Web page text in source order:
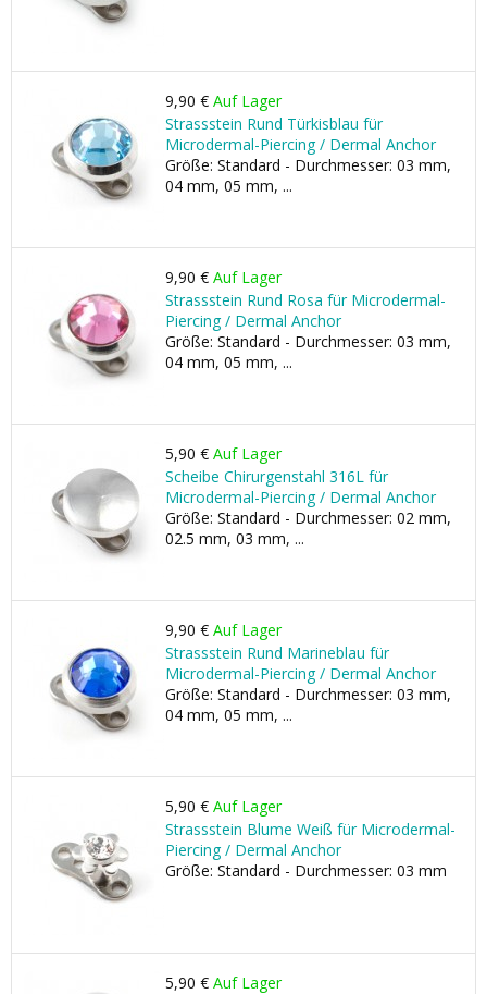
9,90 € Auf Lager
Strassstein Rund Türkisblau für
Microdermal-Piercing / Dermal Anchor
Größe: Standard - Durchmesser: 03 mm,
04 mm, 05 mm, ...
9,90 € Auf Lager
Strassstein Rund Rosa für Microdermal-
Piercing / Dermal Anchor
Größe: Standard - Durchmesser: 03 mm,
04 mm, 05 mm, ...
5,90 € Auf Lager
Scheibe Chirurgenstahl 316L für
Microdermal-Piercing / Dermal Anchor
Größe: Standard - Durchmesser: 02 mm,
02.5 mm, 03 mm, ...
9,90 € Auf Lager
Strassstein Rund Marineblau für
Microdermal-Piercing / Dermal Anchor
Größe: Standard - Durchmesser: 03 mm,
04 mm, 05 mm, ...
5,90 € Auf Lager
Strassstein Blume Weiß für Microdermal-
Piercing / Dermal Anchor
Größe: Standard - Durchmesser: 03 mm
5,90 € Auf Lager